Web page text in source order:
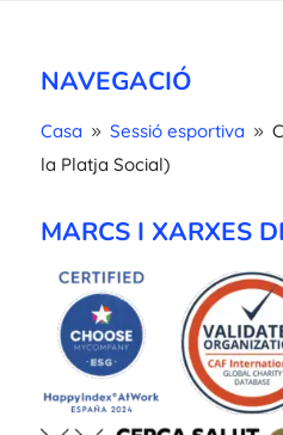
NAVEGACIÓ
Casa 9 Sessió esportiva 9
la Platja Social)
MARCS I XARXES